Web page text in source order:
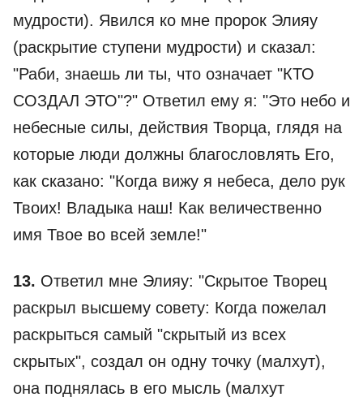
мудрости). Явился ко мне пророк Элияу
(раскрытие ступени мудрости) и сказал:
"Раби, знаешь ли ты, что означает "КТО
СОЗДАЛ ЭТО"?" Ответил ему я: "Это небо и
небесные силы, действия Творца, глядя на
которые люди должны благословлять Его,
как сказано: "Когда вижу я небеса, дело рук
Твоих! Владыка наш! Как величественно
имя Твое во всей земле!"
13. Ответил мне Элияу: "Скрытое Творец
раскрыл высшему совету: Когда пожелал
раскрыться самый "скрытый из всех
скрытых", создал он одну точку (малхут),
она поднялась в его мысль (малхут